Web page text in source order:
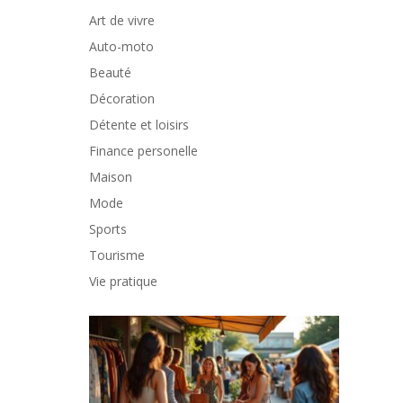
Art de vivre
Auto-moto
Beauté
Décoration
Détente et loisirs
Finance personelle
Maison
Mode
Sports
Tourisme
Vie pratique